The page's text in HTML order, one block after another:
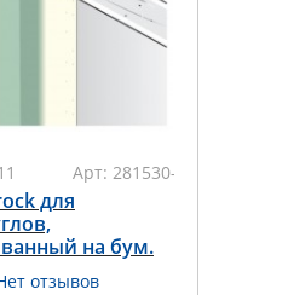
Арт: 281530-9
для
на бум.
отзывов